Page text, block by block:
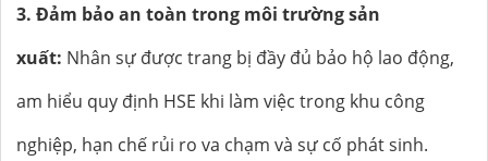
3. Đảm bảo an toàn trong môi trường sản
xuất: Nhân sự được trang bị đầy đủ bảo hộ lao động,
am hiểu quy định HSE khi làm việc trong khu công
nghiệp, hạn chế rủi ro va chạm và sự cố phát sinh.